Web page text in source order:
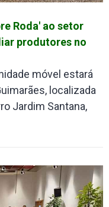
Roda' ao setor
produtores no
móvel estará
localizada
Jardim Santana,